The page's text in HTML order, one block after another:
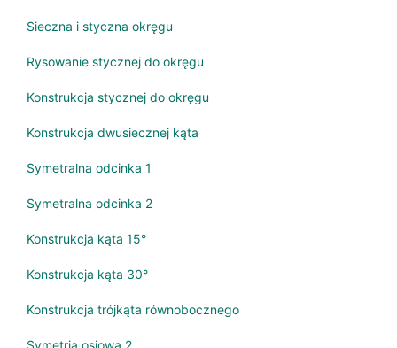
Sieczna i styczna okręgu
Rysowanie stycznej do okręgu
Konstrukcja stycznej do okręgu
Konstrukcja dwusiecznej kąta
Symetralna odcinka 1
Symetralna odcinka 2
Konstrukcja kąta 15°
Konstrukcja kąta 30°
Konstrukcja trójkąta równobocznego